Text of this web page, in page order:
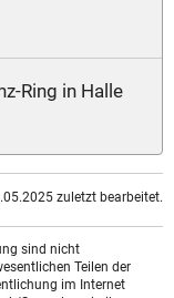
Ring in Halle
zuletzt bearbeitet.
sind nicht
Teilen der
im Internet